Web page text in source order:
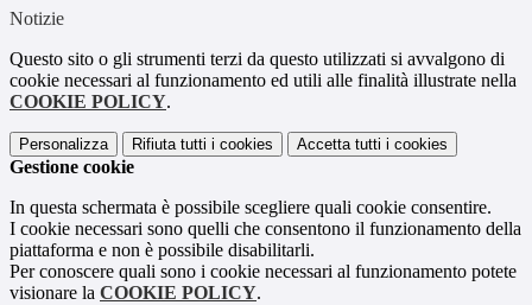
Notizie
Questo sito o gli strumenti terzi da questo utilizzati si avvalgono di
cookie necessari al funzionamento ed utili alle finalità illustrate nella
COOKIE POLICY.
Personalizza Rifiuta tutti i cookies Accetta tutti i cookies
Gestione cookie
In questa schermata è possibile scegliere quali cookie consentire.
I cookie necessari sono quelli che consentono il funzionamento della
piattaforma e non è possibile disabilitarli.
Per conoscere quali sono i cookie necessari al funzionamento potete
visionare la COOKIE POLICY.